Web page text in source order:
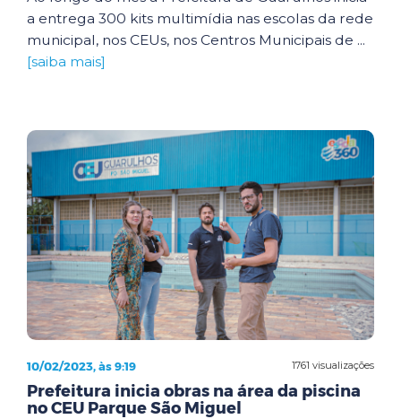
a entrega 300 kits multimídia nas escolas da rede
municipal, nos CEUs, nos Centros Municipais de ...
[saiba mais]
1761 visualizações
10/02/2023, às 9:19
Prefeitura inicia obras na área da piscina
no CEU Parque São Miguel